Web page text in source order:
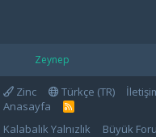
Zeynep
Zinc Türkçe (TR)
Anasayfa
R
S
Kalabalık Yalnızlık
Büyük